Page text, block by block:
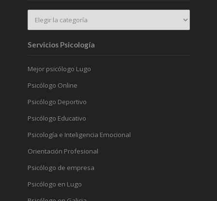
Servicios Psicología
Mejor psicólogo Lugo
Psicólogo Online
Psicólogo Deportivo
Psicólogo Educativo
Psicología e Inteligencia Emocional
Orientación Profesional
Psicólogo de empresa
Psicólogo en Lugo